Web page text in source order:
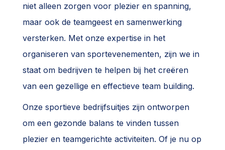
niet alleen zorgen voor plezier en spanning,
maar ook de teamgeest en samenwerking
versterken. Met onze expertise in het
organiseren van sportevenementen, zijn we in
staat om bedrijven te helpen bij het creëren
van een gezellige en effectieve team building.
Onze sportieve bedrijfsuitjes zijn ontworpen
om een gezonde balans te vinden tussen
plezier en teamgerichte activiteiten. Of je nu op